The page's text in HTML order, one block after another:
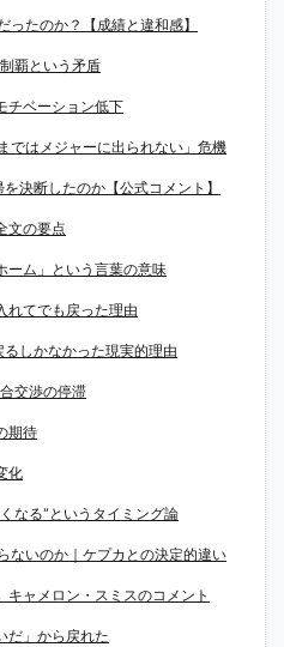
たのか？【成績と違和感】
覇という矛盾
チベーション低下
ではメジャーに出られない」危機
決断したのか【公式コメント】
文の要点
ーム」という言葉の意味
れてでも戻った理由
るしかなかった現実的理由
交渉の停滞
期待
化
なる”というタイミング論
ないのか｜ケプカとの決定的違い
キャメロン・スミスのコメント
だ」から戻れた